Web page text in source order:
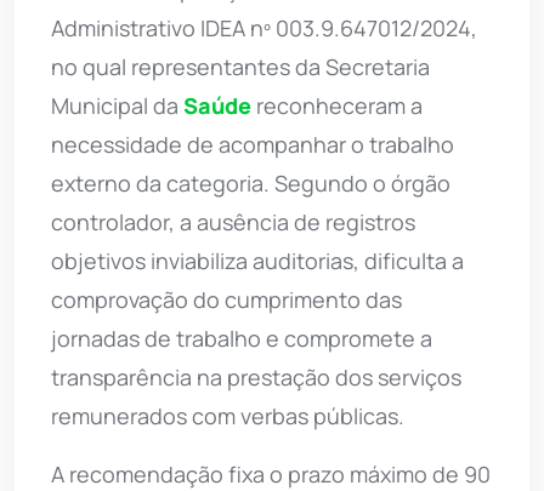
Administrativo IDEA nº 003.9.647012/2024,
no qual representantes da Secretaria
Municipal da Saúde reconheceram a
necessidade de acompanhar o trabalho
externo da categoria. Segundo o órgão
controlador, a ausência de registros
objetivos inviabiliza auditorias, dificulta a
comprovação do cumprimento das
jornadas de trabalho e compromete a
transparência na prestação dos serviços
remunerados com verbas públicas.
A recomendação fixa o prazo máximo de 90